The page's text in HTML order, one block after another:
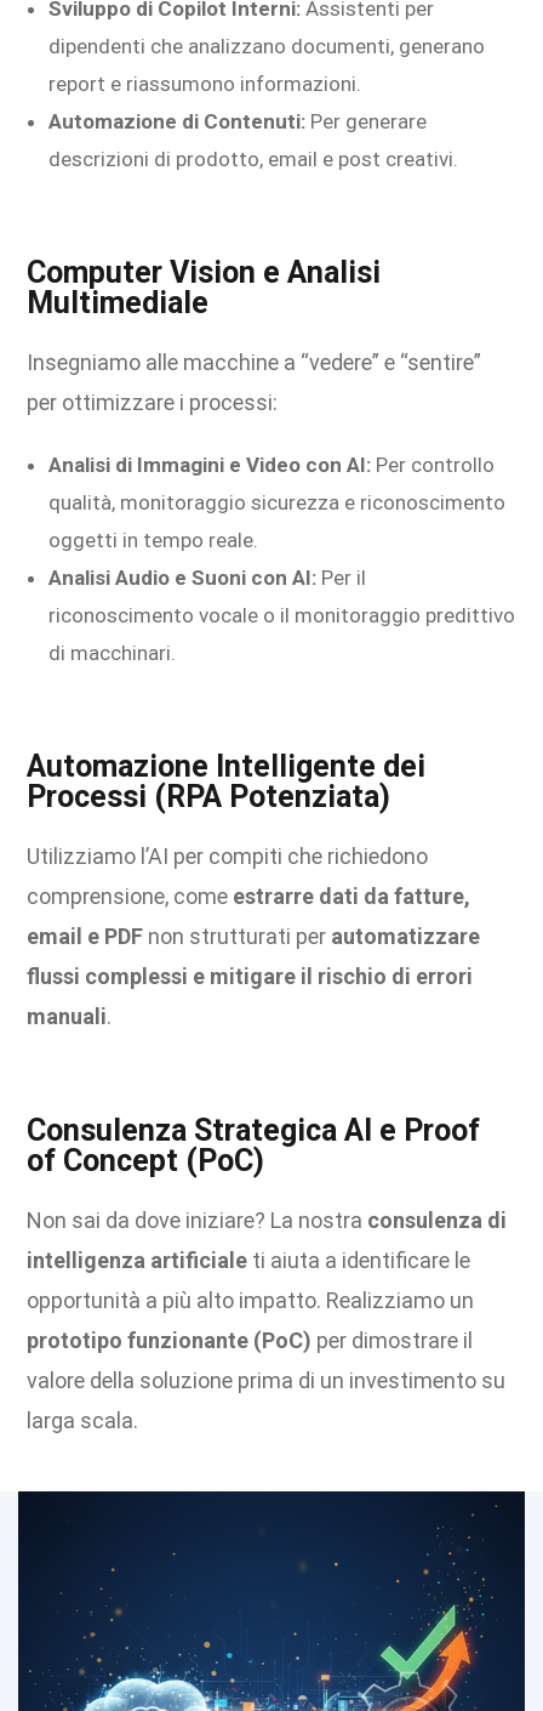
Sviluppo di Copilot Interni: Assistenti per
dipendenti che analizzano documenti, generano
report e riassumono informazioni.
Automazione di Contenuti: Per generare
descrizioni di prodotto, email e post creativi.
Computer Vision e Analisi
Multimediale
Insegniamo alle macchine a “vedere” e “sentire”
per ottimizzare i processi:
Analisi di Immagini e Video con AI: Per controllo
qualità, monitoraggio sicurezza e riconoscimento
oggetti in tempo reale.
Analisi Audio e Suoni con AI: Per il
riconoscimento vocale o il monitoraggio predittivo
di macchinari.
Automazione Intelligente dei
Processi (RPA Potenziata)
Utilizziamo l’AI per compiti che richiedono
comprensione, come estrarre dati da fatture,
email e PDF non strutturati per automatizzare
flussi complessi e mitigare il rischio di errori
manuali.
Consulenza Strategica AI e Proof
of Concept (PoC)
Non sai da dove iniziare? La nostra consulenza di
intelligenza artificiale ti aiuta a identificare le
opportunità a più alto impatto. Realizziamo un
prototipo funzionante (PoC) per dimostrare il
valore della soluzione prima di un investimento su
larga scala.